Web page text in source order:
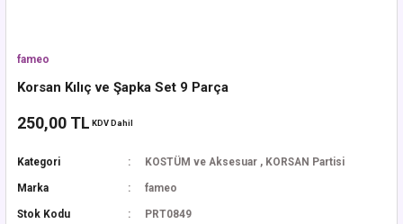
fameo
Korsan Kılıç ve Şapka Set 9 Parça
250,00 TL KDV Dahil
Kategori KOSTÜM ve Aksesuar , KORSAN Partisi
Marka fameo
Stok Kodu PRT0849